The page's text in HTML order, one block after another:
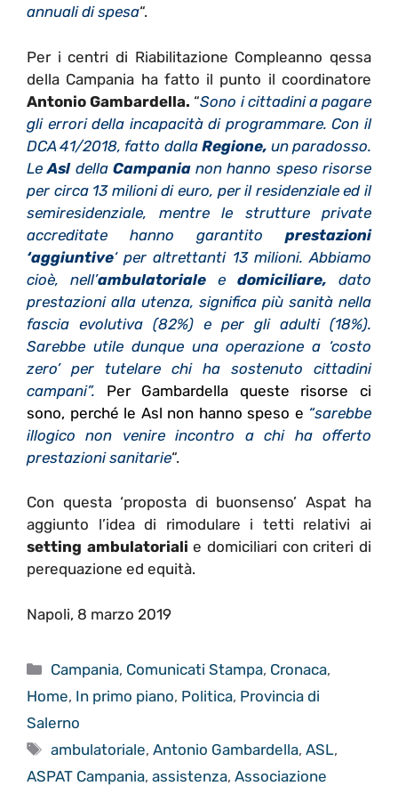
annuali di spesa“.
Per i centri di Riabilitazione Compleanno qessa
della Campania ha fatto il punto il coordinatore
Antonio Gambardella. “Sono i cittadini a pagare
gli errori della incapacità di programmare. Con il
DCA 41/2018, fatto dalla Regione, un paradosso.
LeAsldella Campanianon hanno speso risorse
per circa 13 milioni di euro, per il residenziale ed il
semiresidenziale, mentre le strutture private
accreditate hanno garantito prestazioni
‘aggiuntive‘ per altrettanti 13 milioni. Abbiamo
cioè, nell’ambulatoriale e domiciliare, dato
prestazioni alla utenza, significa più sanità nella
fascia evolutiva (82%) e per gli adulti (18%).
Sarebbe utile dunque una operazione a ‘costo
zero’ per tutelare chi ha sostenuto cittadini
campani”. Per Gambardella queste risorse ci
sono, perché le Asl non hanno speso e “sarebbe
illogico non venire incontro a chi ha offerto
prestazioni sanitarie“.
Con questa ‘proposta di buonsenso’ Aspat ha
aggiunto l’idea di rimodulare i tetti relativi ai
setting ambulatoriali e domiciliari con criteri di
perequazione ed equità.
Napoli, 8 marzo 2019
Categorie
Campania, Comunicati Stampa, Cronaca,
Home, In primo piano, Politica, Provincia di
Salerno
Tag
ambulatoriale,Antonio Gambardella,ASL,
ASPAT Campania, assistenza, Associazione